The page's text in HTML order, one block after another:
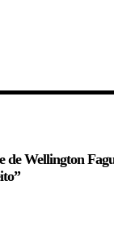
de Wellington